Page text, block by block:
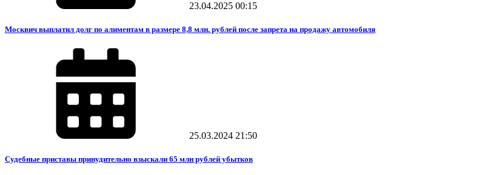
23.04.2025 00:15
Москвич выплатил долг по алиментам в размере 8,8 млн. рублей после запрета на продажу автомобиля
25.03.2024 21:50
Судебные приставы принудительно взыскали 65 млн рублей убытков